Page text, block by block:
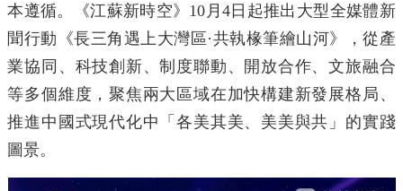
本遵循。《江蘇新時空》10月4日起推出大型全媒體新
聞行動《長三角遇上大灣區·共執椽筆繪山河》，從產
業協同、科技創新、制度聯動、開放合作、文旅融合
等多個維度，聚焦兩大區域在加快構建新發展格局、
推進中國式現代化中「各美其美、美美與共」的實踐
圖景。